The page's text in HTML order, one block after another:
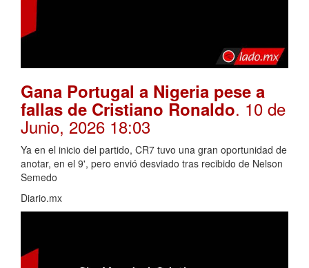
Gana Portugal a Nigeria pese a
fallas de Cristiano Ronaldo. 10 de
Junio, 2026 18:03
Ya en el inicio del partido, CR7 tuvo una gran oportunidad de
anotar, en el 9', pero envió desviado tras recibido de Nelson
Semedo
Diario.mx